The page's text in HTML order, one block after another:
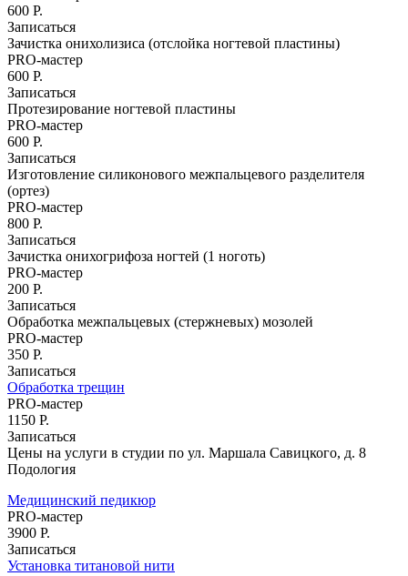
Мезотерапия вокруг глаз
Мезотерапия головы
Контурная пластика губ
Биоревитализация губ
Биоревитализация рук
Газожидкостный пилинг лица
Депиляция подмышек
Эпиляция глубокого бикини
Лазерная эпиляция бикини
600 Р.
Записаться
Зачистка онихолизиса (отслойка ногтевой пластины)
PRO-мастер
600 Р.
Записаться
Протезирование ногтевой пластины
PRO-мастер
600 Р.
Записаться
Изготовление силиконового межпальцевого разделителя
(ортез)
PRO-мастер
800 Р.
Записаться
Зачистка онихогрифоза ногтей (1 ноготь)
PRO-мастер
200 Р.
Записаться
Обработка межпальцевых (стержневых) мозолей
PRO-мастер
350 Р.
Записаться
Обработка трещин
PRO-мастер
1150 Р.
Записаться
Цены на услуги в студии по ул. Маршала Савицкого, д. 8
Подология
Медицинский педикюр
PRO-мастер
3900 Р.
Записаться
Установка титановой нити